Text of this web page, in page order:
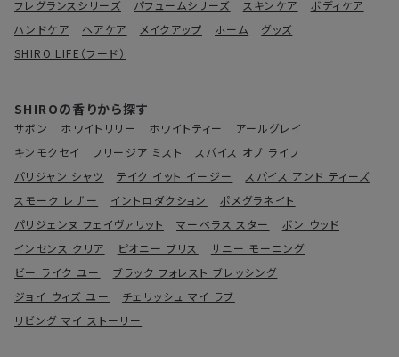
フレグランスシリーズ パフュームシリーズ スキンケア
ボディケア
ハンドケア
ヘアケア メイクアップ ホーム
グッズ
SHIRO LIFE（フード）
SHIROの香りから探す
サボン ホワイトリリー ホワイトティー
アールグレイ
キンモクセイ
フリージア ミスト
スパイス オブ ライフ
パリジャン シャツ
テイク イット イージー
スパイス アンド ティーズ
スモーク レザー
イントロダクション
ポメグラネイト
パリジェンヌ フェイヴァリット
マーベラス スター
ボン ウッド
インセンス クリア
ピオニー ブリス
サニー モーニング
ビー ライク ユー
ブラック フォレスト ブレッシング
ジョイ ウィズ ユー
チェリッシュ マイ ラブ
リビング マイ ストーリー